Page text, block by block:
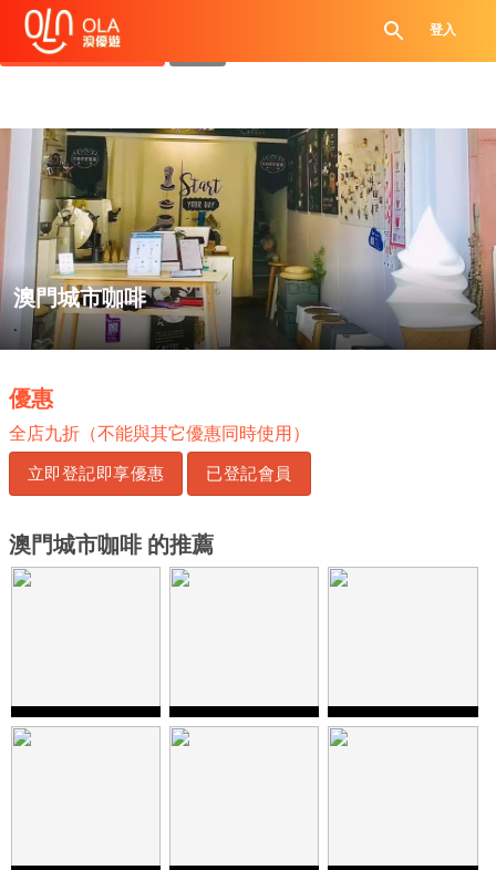
登入
領取每日優惠券
查看`我的優惠記錄`
澳門城市咖啡
.
優惠
全店九折（不能與其它優惠同時使用）
立即登記即享優惠 已登記會員
澳門城市咖啡 的推薦